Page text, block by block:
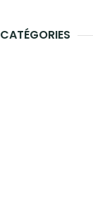
CATÉGORIES